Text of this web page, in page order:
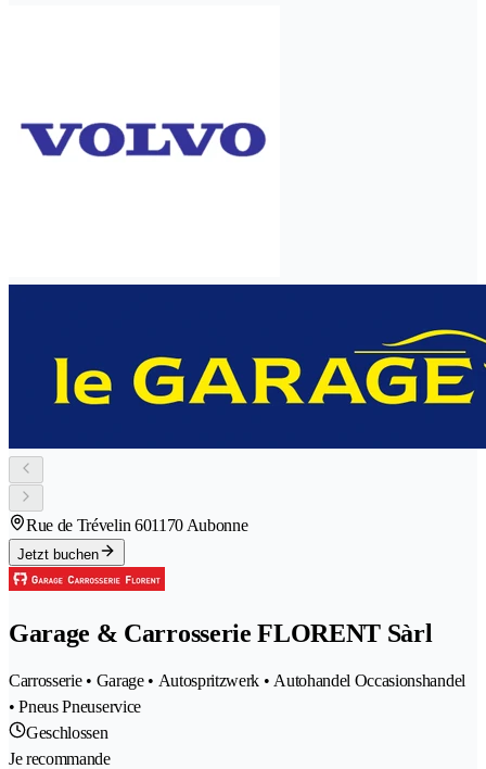
Rue de Trévelin 601170 Aubonne
Jetzt buchen
Garage & Carrosserie FLORENT Sàrl
Carrosserie • Garage • Autospritzwerk • Autohandel Occasionshandel
• Pneus Pneuservice
Geschlossen
Je recommande